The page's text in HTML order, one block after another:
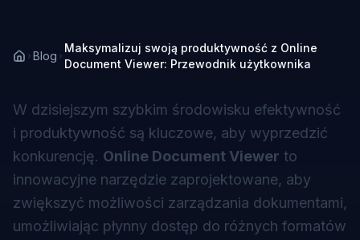
Blog
Maksymalizuj swoją produktywność z Online
Document Viewer: Przewodnik użytkownika
W dzisiejszym szybkim środowisku efektywność
i produktywność są kluczowe, aby wyprzedzić
konkurencję. Online Document Viewer to
innowacyjne narzędzie zaprojektowane, aby
zwiększyć możliwości zarządzania dokumentami,
umożliwiając płynny dostęp do różnych formatów